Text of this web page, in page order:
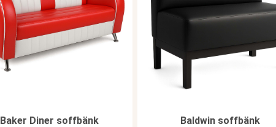
Baker Diner soffbänk Baldwin soffbänk